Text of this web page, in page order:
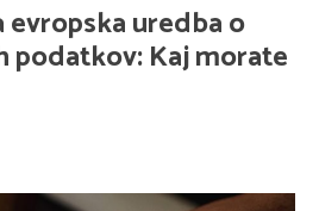
evropska uredba o
podatkov: Kaj morate